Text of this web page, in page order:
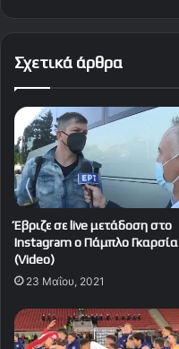
Σχετικά άρθρα
Έβριζε σε live μετάδοση στο
Instagram ο Πάμπλο Γκαρσία
(Video)
23 Μαΐου, 2021